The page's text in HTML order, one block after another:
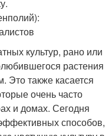
культур, рано или
растения
Это также касается
очень часто
и домах. Сегодня
способов,